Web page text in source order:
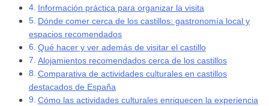
Información práctica para organizar la visita
Dónde comer cerca de los castillos: gastronomía local y
espacios recomendados
Qué hacer y ver además de visitar el castillo
Alojamientos recomendados cerca de los castillos
Comparativa de actividades culturales en castillos
destacados de España
Cómo las actividades culturales enriquecen la experiencia